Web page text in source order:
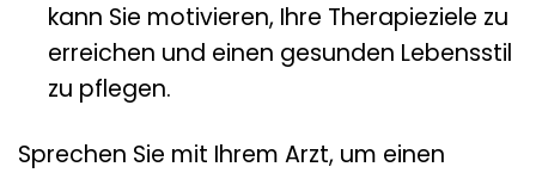
kann Sie motivieren, Ihre Therapieziele zu
erreichen und einen gesunden Lebensstil
zu pflegen.
Sprechen Sie mit Ihrem Arzt, um einen